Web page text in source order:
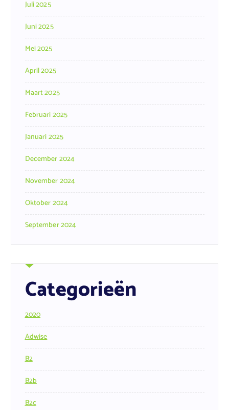
Juli 2025
Juni 2025
Mei 2025
April 2025
Maart 2025
Februari 2025
Januari 2025
December 2024
November 2024
Oktober 2024
September 2024
Categorieën
2020
Adwise
B2
B2b
B2c